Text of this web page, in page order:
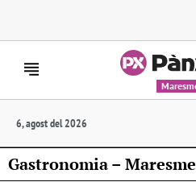
6, agost del 2026
Gastronomia – Maresme